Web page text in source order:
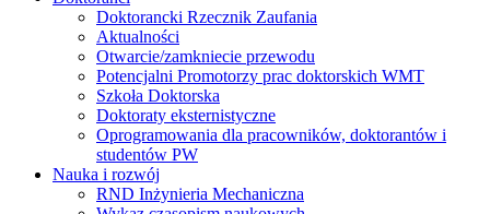
Doktorancki Rzecznik Zaufania
Aktualności
Otwarcie/zamkniecie przewodu
Potencjalni Promotorzy prac doktorskich WMT
Szkoła Doktorska
Doktoraty eksternistyczne
Oprogramowania dla pracowników, doktorantów i
studentów PW
Nauka i rozwój
RND Inżynieria Mechaniczna